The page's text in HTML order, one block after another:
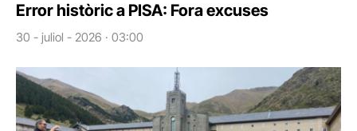
Error històric a PISA: Fora excuses
30 - juliol - 2026 · 03:00